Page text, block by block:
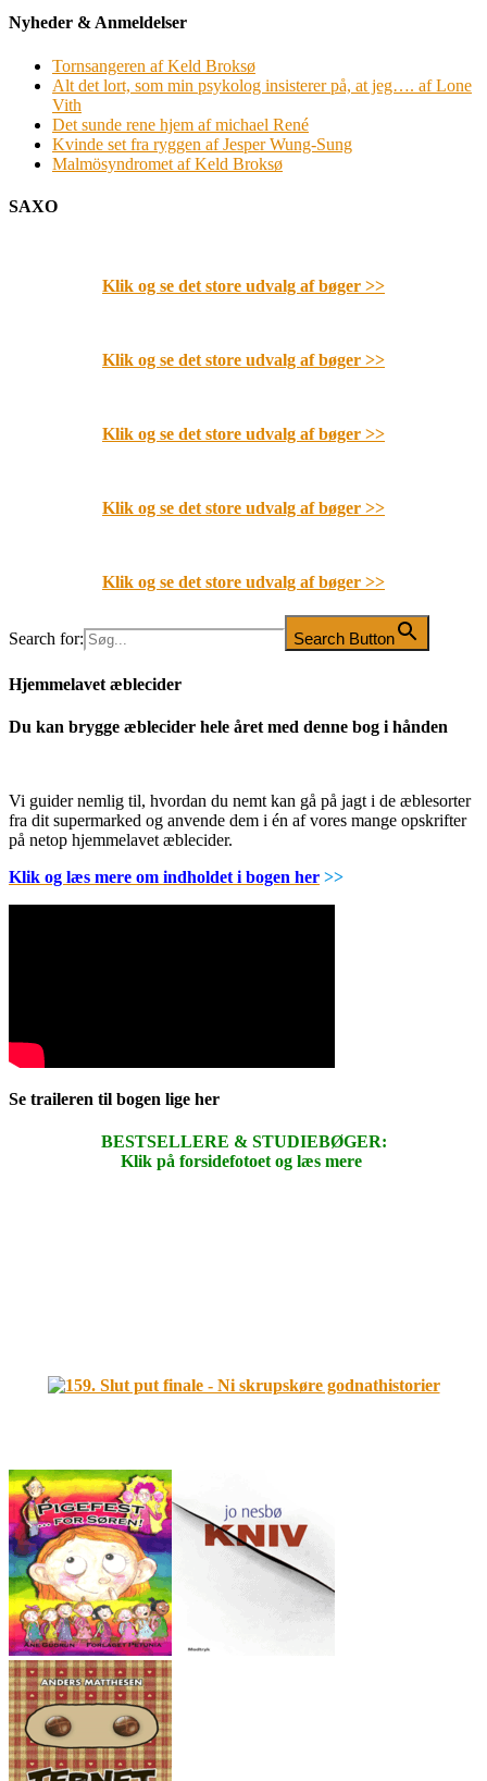
Nyheder & Anmeldelser
Tornsangeren af Keld Broksø
Alt det lort, som min psykolog insisterer på, at jeg…. af Lone
Vith
Det sunde rene hjem af michael René
Kvinde set fra ryggen af Jesper Wung-Sung
Malmösyndromet af Keld Broksø
SAXO
Klik og se det store udvalg af bøger >>
Klik og se det store udvalg af bøger >>
Klik og se det store udvalg af bøger >>
Klik og se det store udvalg af bøger >>
Klik og se det store udvalg af bøger >>
Search for: Search Button
Hjemmelavet æblecider
Du kan brygge æblecider hele året med denne bog i hånden
Vi guider nemlig til, hvordan du nemt kan gå på jagt i de æblesorter
fra dit supermarked og anvende dem i én af vores mange opskrifter
på netop hjemmelavet æblecider.
Klik og læs mere om indholdet i bogen her >>
Se traileren til bogen lige her
BESTSELLERE & STUDIEBØGER:
Klik på forsidefotoet og læs mere